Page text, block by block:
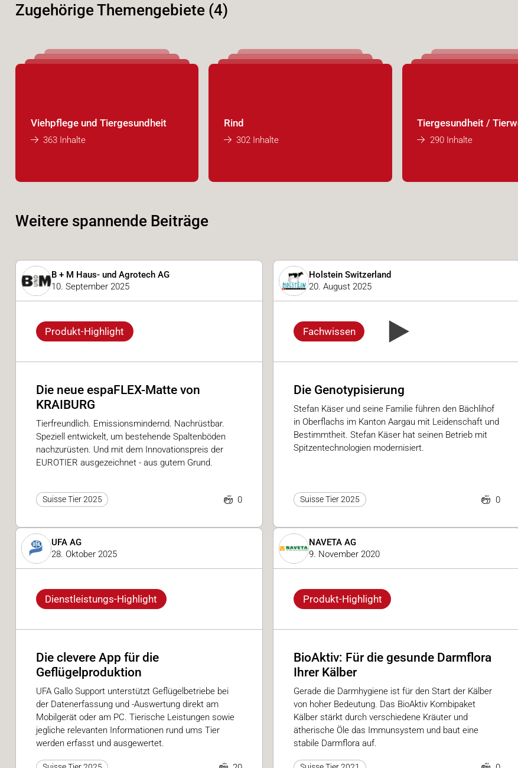
Zugehörige Themengebiete (4)
Viehpflege und Tiergesundheit
363 Inhalte
Rind
302 Inhalte
Tiergesundheit /
290 Inhalte
Weitere spannende Beiträge
B + M Haus- und Agrotech AG
10. September 2025
Produkt-Highlight
Die neue espaFLEX-Matte von
KRAIBURG
Tierfreundlich. Emissionsmindernd. Nachrüstbar.
Speziell entwickelt, um bestehende Spaltenböden
nachzurüsten. Und mit dem Innovationspreis der
EUROTIER ausgezeichnet - aus gutem Grund.
Suisse Tier 2025 0
Holstein Switzerland
20. August 2025
Fachwissen
Die Genotypisierung
Stefan Käser und seine Familie führen den Bächlihof
in Oberflachs im Kanton Aargau mit Leidenschaft und
Bestimmtheit. Stefan Käser hat seinen Betrieb mit
Spitzentechnologien modernisiert.
Suisse Tier 2025 0
UFA AG
28. Oktober 2025
Dienstleistungs-Highlight
Die clevere App für die
Geflügelproduktion
UFA Gallo Support unterstützt Geflügelbetriebe bei
der Datenerfassung und -Auswertung direkt am
Mobilgerät oder am PC. Tierische Leistungen sowie
jegliche relevanten Informationen rund ums Tier
werden erfasst und ausgewertet.
NAVETA AG
9. November 2020
Produkt-Highlight
BioAktiv: Für die gesunde Darmflora
Ihrer Kälber
Gerade die Darmhygiene ist für den Start der Kälber
von hoher Bedeutung. Das BioAktiv Kombipaket
Kälber stärkt durch verschiedene Kräuter und
ätherische Öle das Immunsystem und baut eine
stabile Darmflora auf.